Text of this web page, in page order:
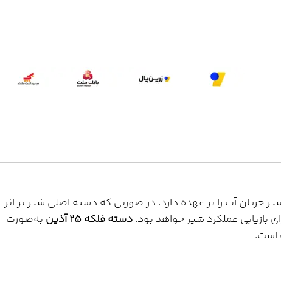
جریان آب را بر عهده دارد. در صورتی که دسته اصلی شیر بر اثر
بازیابی عملکرد شیر خواهد بود.دسته فلکه 25 آذین
به‌صورت